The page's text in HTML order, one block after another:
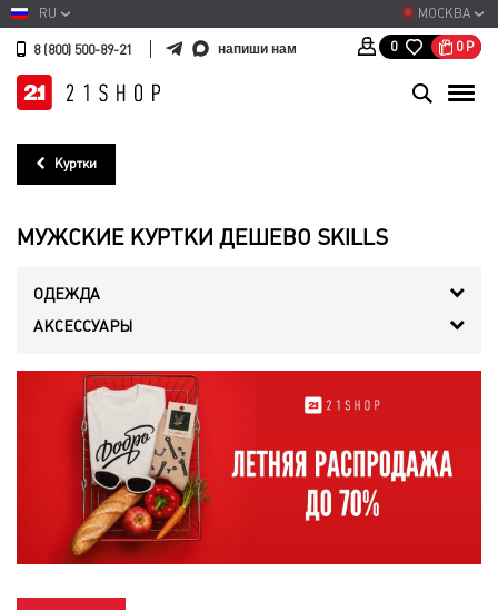
МОСКВА
RU
8 (800) 500-89-21 напиши нам 0 0 Р
Куртки
МУЖСКИЕ КУРТКИ ДЕШЕВО SKILLS
ОДЕЖДА
АКСЕССУАРЫ